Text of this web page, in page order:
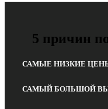
5 причин
САМЫЕ НИЗКИЕ
САМЫЙ БОЛЬШОЙ